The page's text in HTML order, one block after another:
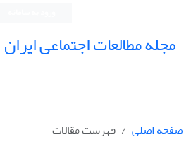
مجله مطالعات اجتماعی ایران
صفحه اصلی
فهرست مقالات